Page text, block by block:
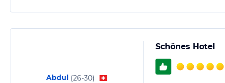
Abdul (26-30)
Schönes Hotel